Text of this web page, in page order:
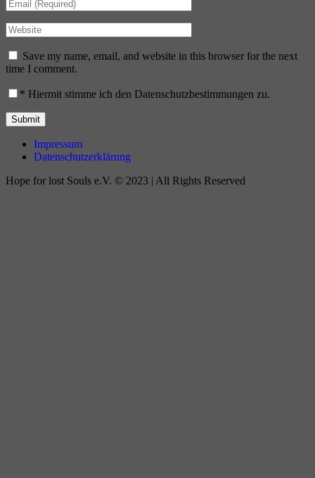
Save my name, email, and website in this browser for the next
time I comment.
* Hiermit stimme ich den Datenschutzbestimmungen zu.
Impressum
Datenschutzerklärung
Hope for lost Souls e.V. © 2023 | All Rights Reserved